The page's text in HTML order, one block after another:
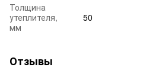
Толщина
утеплителя,
мм
50
Отзывы